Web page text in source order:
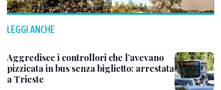
LEGGI ANCHE
Aggredisce i controllori che l’avevano
pizzicata in bus senza biglietto: arrestata
a Trieste